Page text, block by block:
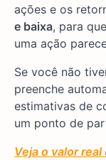
ações e os
e baixa, para
uma ação
Se você não
preenche
estimativas de
um ponto de
Veja o valor